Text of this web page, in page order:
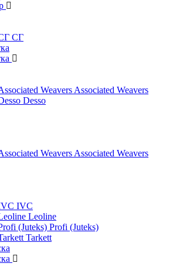
СГ
Associated Weavers
Desso
Associated Weavers
IVC
Leoline
Profi (Juteks)
Tarkett